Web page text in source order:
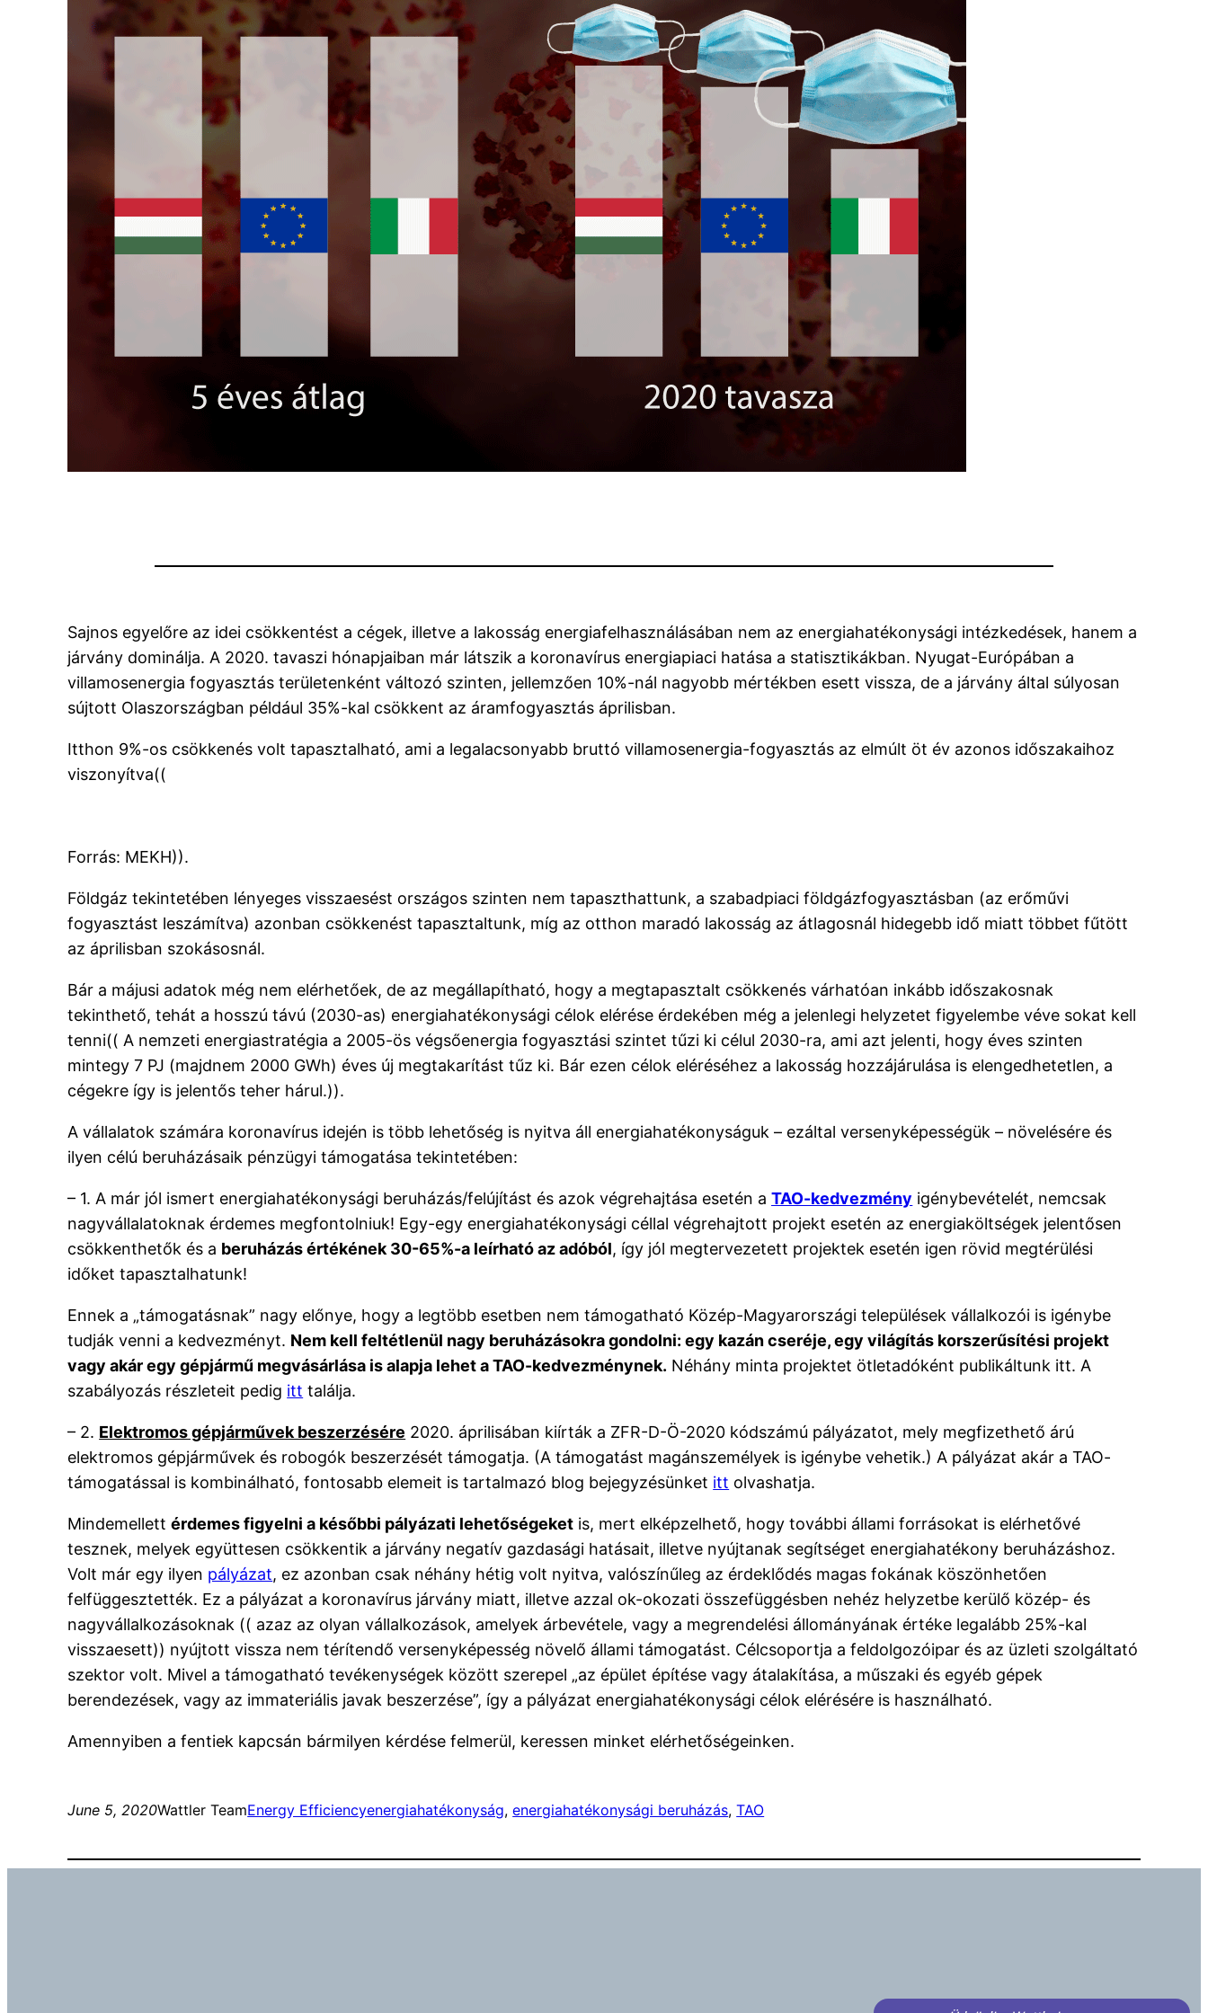
Sajnos egyelőre az idei csökkentést a cégek, illetve a lakosság energiafelhasználásában nem az energiahatékonysági intézkedések, hanem a
járvány dominálja. A 2020. tavaszi hónapjaiban már látszik a koronavírus energiapiaci hatása a statisztikákban. Nyugat-Európában a
villamosenergia fogyasztás területenként változó szinten, jellemzően 10%-nál nagyobb mértékben esett vissza, de a járvány által súlyosan
sújtott Olaszországban például 35%-kal csökkent az áramfogyasztás áprilisban.
Itthon 9%-os csökkenés volt tapasztalható, ami a legalacsonyabb bruttó villamosenergia-fogyasztás az elmúlt öt év azonos időszakaihoz
viszonyítva((
Forrás: MEKH)).
Földgáz tekintetében lényeges visszaesést országos szinten nem tapaszthattunk, a szabadpiaci földgázfogyasztásban (az erőművi
fogyasztást leszámítva) azonban csökkenést tapasztaltunk, míg az otthon maradó lakosság az átlagosnál hidegebb idő miatt többet fűtött
az áprilisban szokásosnál.
Bár a májusi adatok még nem elérhetőek, de az megállapítható, hogy a megtapasztalt csökkenés várhatóan inkább időszakosnak
tekinthető, tehát a hosszú távú (2030-as) energiahatékonysági célok elérése érdekében még a jelenlegi helyzetet figyelembe véve sokat kell
tenni(( A nemzeti energiastratégia a 2005-ös végsőenergia fogyasztási szintet tűzi ki célul 2030-ra, ami azt jelenti, hogy éves szinten
mintegy 7 PJ (majdnem 2000 GWh) éves új megtakarítást tűz ki. Bár ezen célok eléréséhez a lakosság hozzájárulása is elengedhetetlen, a
cégekre így is jelentős teher hárul.)).
A vállalatok számára koronavírus idején is több lehetőség is nyitva áll energiahatékonyságuk – ezáltal versenyképességük – növelésére és
ilyen célú beruházásaik pénzügyi támogatása tekintetében:
– 1. A már jól ismert energiahatékonysági beruházás/felújítást és azok végrehajtása esetén aTAO-kedvezmény igénybevételét, nemcsak
nagyvállalatoknak érdemes megfontolniuk! Egy-egy energiahatékonysági céllal végrehajtott projekt esetén az energiaköltségek jelentősen
csökkenthetők és a beruházás értékének 30-65%-a leírható az adóból, így jól megtervezetett projektek esetén igen rövid megtérülési
időket tapasztalhatunk!
Ennek a „támogatásnak” nagy előnye, hogy a legtöbb esetben nem támogatható Közép-Magyarországi települések vállalkozói is igénybe
tudják venni a kedvezményt. Nem kell feltétlenül nagy beruházásokra gondolni: egy kazán cseréje, egy világítás korszerűsítési projekt
vagy akár egy gépjármű megvásárlása is alapja lehet a TAO-kedvezménynek. Néhány minta projektet ötletadóként publikáltunk itt. A
szabályozás részleteit pedig itt találja.
– 2. Elektromos gépjárművek beszerzésére 2020. áprilisában kiírták a ZFR-D-Ö-2020 kódszámú pályázatot, mely megfizethető árú
elektromos gépjárművek és robogók beszerzését támogatja. (A támogatást magánszemélyek is igénybe vehetik.) A pályázat akár a TAO-
támogatással is kombinálható, fontosabb elemeit is tartalmazó blog bejegyzésünket itt olvashatja.
Mindemellettérdemes figyelni a későbbi pályázati lehetőségeket is, mert elképzelhető, hogy további állami forrásokat is elérhetővé
tesznek, melyek együttesen csökkentik a járvány negatív gazdasági hatásait, illetve nyújtanak segítséget energiahatékony beruházáshoz.
Volt már egy ilyen pályázat, ez azonban csak néhány hétig volt nyitva, valószínűleg az érdeklődés magas fokának köszönhetően
felfüggesztették. Ez a pályázat a koronavírus járvány miatt, illetve azzal ok-okozati összefüggésben nehéz helyzetbe kerülő közép- és
nagyvállalkozásoknak (( azaz az olyan vállalkozások, amelyek árbevétele, vagy a megrendelési állományának értéke legalább 25%-kal
visszaesett)) nyújtott vissza nem térítendő versenyképesség növelő állami támogatást. Célcsoportja a feldolgozóipar és az üzleti szolgáltató
szektor volt. Mivel a támogatható tevékenységek között szerepel „az épület építése vagy átalakítása, a műszaki és egyéb gépek
berendezések, vagy az immateriális javak beszerzése”, így a pályázat energiahatékonysági célok elérésére is használható.
Amennyiben a fentiek kapcsán bármilyen kérdése felmerül, keressen minket elérhetőségeinken.
June 5, 2020Wattler TeamEnergy Efficiencyenergiahatékonyság, energiahatékonysági beruházás, TAO